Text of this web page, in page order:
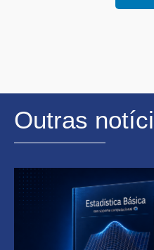
Outras